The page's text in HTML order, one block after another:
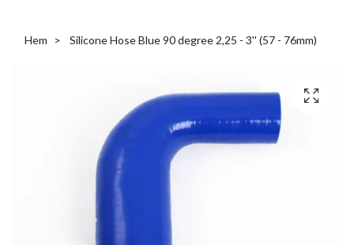
Hem Silicone Hose Blue 90 degree 2,25 - 3'' (57 - 76mm)